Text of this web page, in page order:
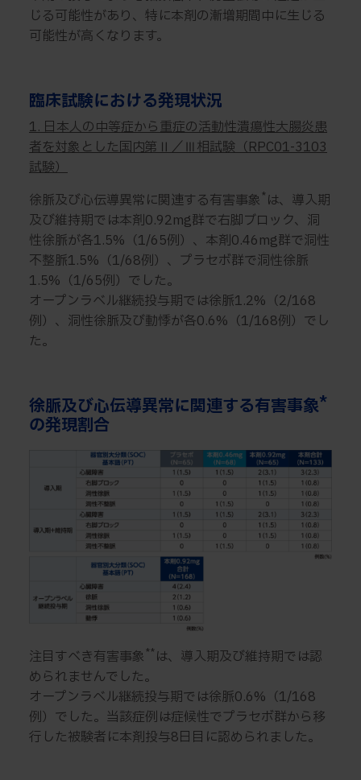
じる可能性があり、特に本剤の漸増期間中に生じる
可能性が高くなります。
臨床試験における発現状況
1. 日本人の中等症から重症の活動性潰瘍性大腸炎患
者を対象とした国内第Ⅱ／Ⅲ相試験（RPC01-3103
試験）
徐脈及び心伝導異常に関連する有害事象 * は、導入期
及び維持期では本剤0.92mg群で右脚ブロック、洞
性徐脈が各1.5%（1/65例）、本剤0.46mg群で洞性
不整脈1.5%（1/68例）、プラセボ群で洞性徐脈
1.5%（1/65例）でした。
オープンラベル継続投与期では徐脈1.2%（2/168
例）、洞性徐脈及び動悸が各0.6%（1/168例）でし
た。
徐脈及び心伝導異常に関連する有害事象*
の発現割合
注目すべき有害事象 ** は、導入期及び維持期では認
められませんでした。
オープンラベル継続投与期では徐脈0.6%（1/168
例）でした。当該症例は症候性でプラセボ群から移
行した被験者に本剤投与8日目に認められました。